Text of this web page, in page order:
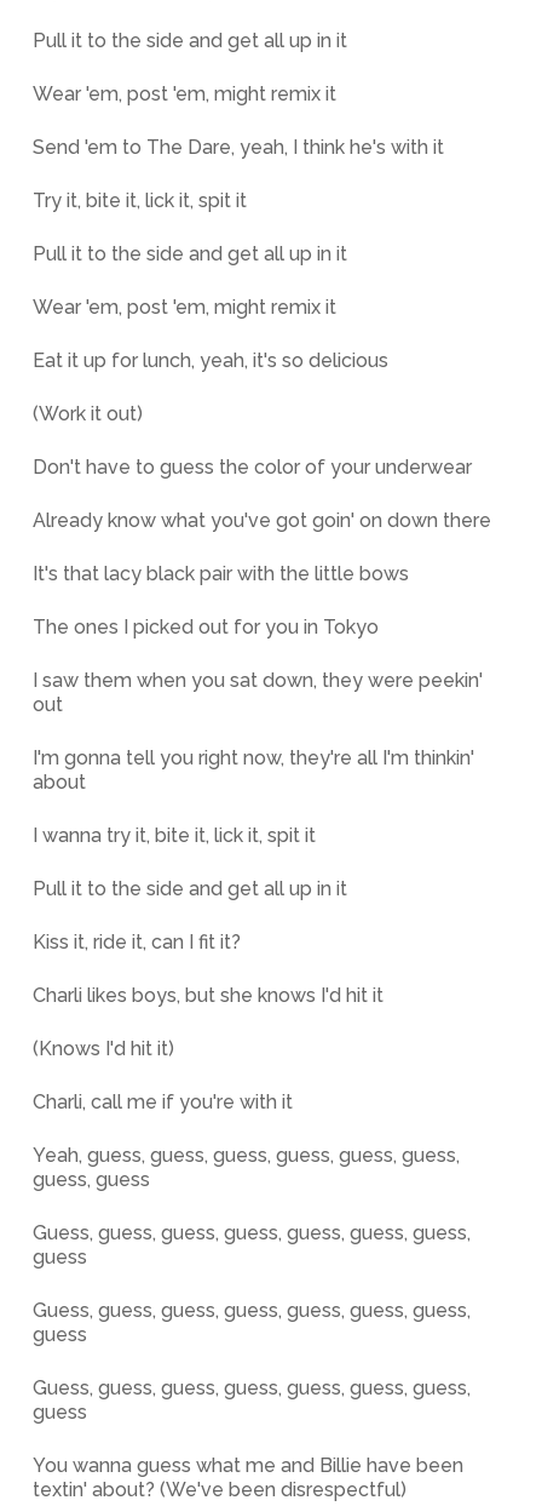
Pull it to the side and get all up in it
Wear 'em, post 'em, might remix it
Send 'em to The Dare, yeah, I think he's with it
Try it, bite it, lick it, spit it
Pull it to the side and get all up in it
Wear 'em, post 'em, might remix it
Eat it up for lunch, yeah, it's so delicious
(Work it out)
Don't have to guess the color of your underwear
Already know what you've got goin' on down there
It's that lacy black pair with the little bows
The ones I picked out for you in Tokyo
I saw them when you sat down, they were peekin'
out
I'm gonna tell you right now, they're all I'm thinkin'
about
I wanna try it, bite it, lick it, spit it
Pull it to the side and get all up in it
Kiss it, ride it, can I fit it?
Charli likes boys, but she knows I'd hit it
(Knows I'd hit it)
Charli, call me if you're with it
Yeah, guess, guess, guess, guess, guess, guess,
guess, guess
Guess, guess, guess, guess, guess, guess, guess,
guess
Guess, guess, guess, guess, guess, guess, guess,
guess
Guess, guess, guess, guess, guess, guess, guess,
guess
You wanna guess what me and Billie have been
textin' about? (We've been disrespectful)